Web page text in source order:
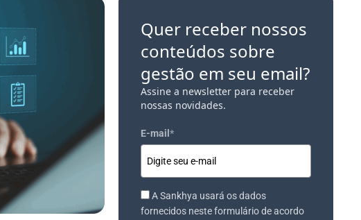
Quer receber nossos
conteúdos sobre
gestão em seu email?
Assine a newsletter para receber
nossas novidades.
E-mail *
A Sankhya usará os dados
fornecidos neste formulário de acordo